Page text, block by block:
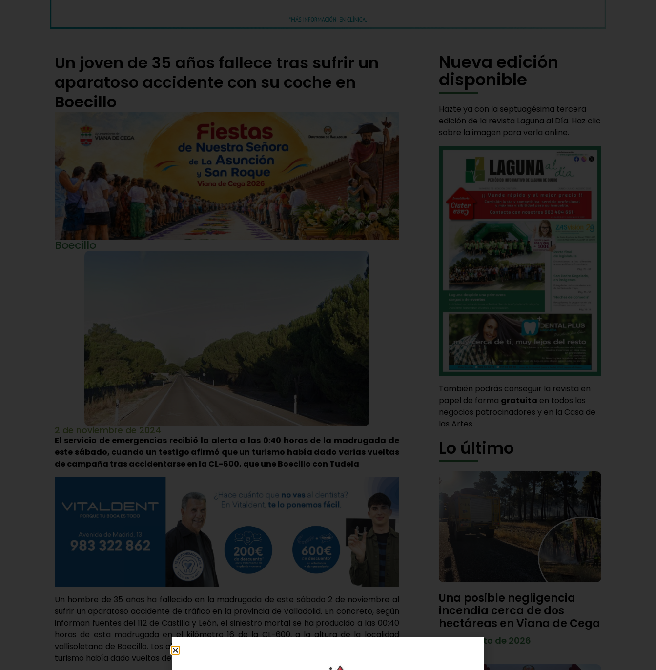
Un joven de 35 años fallece tras sufrir un
aparatoso accidente con su coche en
Boecillo
Boecillo
2 de noviembre de 2024
El servicio de emergencias recibió la alerta a las 0:40 horas de la madrugada de
este sábado, cuando un testigo afirmó que un turismo había dado varias vueltas
de campaña tras accidentarse en la CL-600, que une Boecillo con Tudela
Un hombre de 35 años ha fallecido en la madrugada de este sábado 2 de noviembre al
sufrir un aparatoso accidente de tráfico en la provincia de Valladolid. En concreto, según
informan fuentes del 112 de Castilla y León, el siniestro mortal se ha producido a las 00:40
horas de esta madrugada en el kilómetro 16 de la CL-600, a la altura de la localidad
vallisoletana de Boecillo. Los alertantes explicaron a la sala de operaciones del 112 que un
turismo había dado vueltas de campana y su ocupante había resultado herido.
Nueva edición
disponible
Hazte ya con la septuagésima tercera
edición de la revista Laguna al Día. Haz clic
sobre la imagen para verla online.
También podrás conseguir la revista en
papel de forma gratuita en todos los
negocios patrocinadores y en la Casa de
las Artes.
Lo último
Una posible negligencia
incendia cerca de dos
hectáreas en Viana de Cega
7 de agosto de 2026